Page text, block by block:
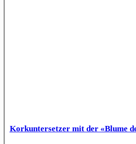
Korkuntersetzer mit der «Blume